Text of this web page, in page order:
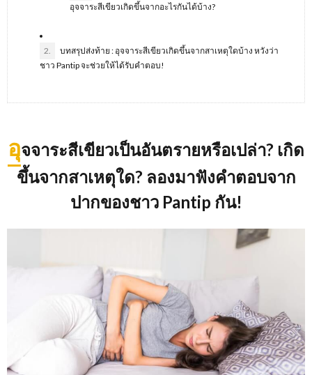
อุจจาระสีเขียวเกิดขึ้นจากอะไรกันได้บ้าง?
2.
บทสรุปส่งท้าย : อุจจาระสีเขียวเกิดขึ้นจากสาเหตุใดบ้าง หวังว่า
ชาว Pantip จะช่วยให้ได้รับคำตอบ!
อุจจาระสีเขียวเป็นอันตรายหรือเปล่า? เกิด
ขึ้นจากสาเหตุใด? ลองมาฟังคำตอบจาก
ปากของชาว Pantip กัน!